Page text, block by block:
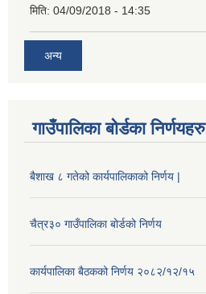
मिति: 04/09/2018 - 14:35
अन्य
गाउँपालिका बोर्डका निर्णयहरु
बैशाख ८ गतेको कार्यपालिकाको निर्णय |
चैत्र३० गाउँपालिका बोर्डको निर्णय
कार्यपालिका बैठकको निर्णय २०८२/१२/१५